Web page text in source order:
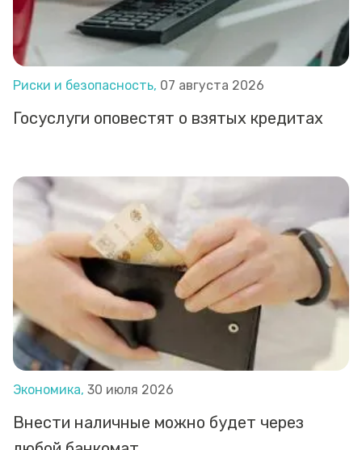
Риски и безопасность, 07 августа 2026
Госуслуги оповестят о взятых кредитах
Экономика, 30 июля 2026
Внести наличные можно будет через